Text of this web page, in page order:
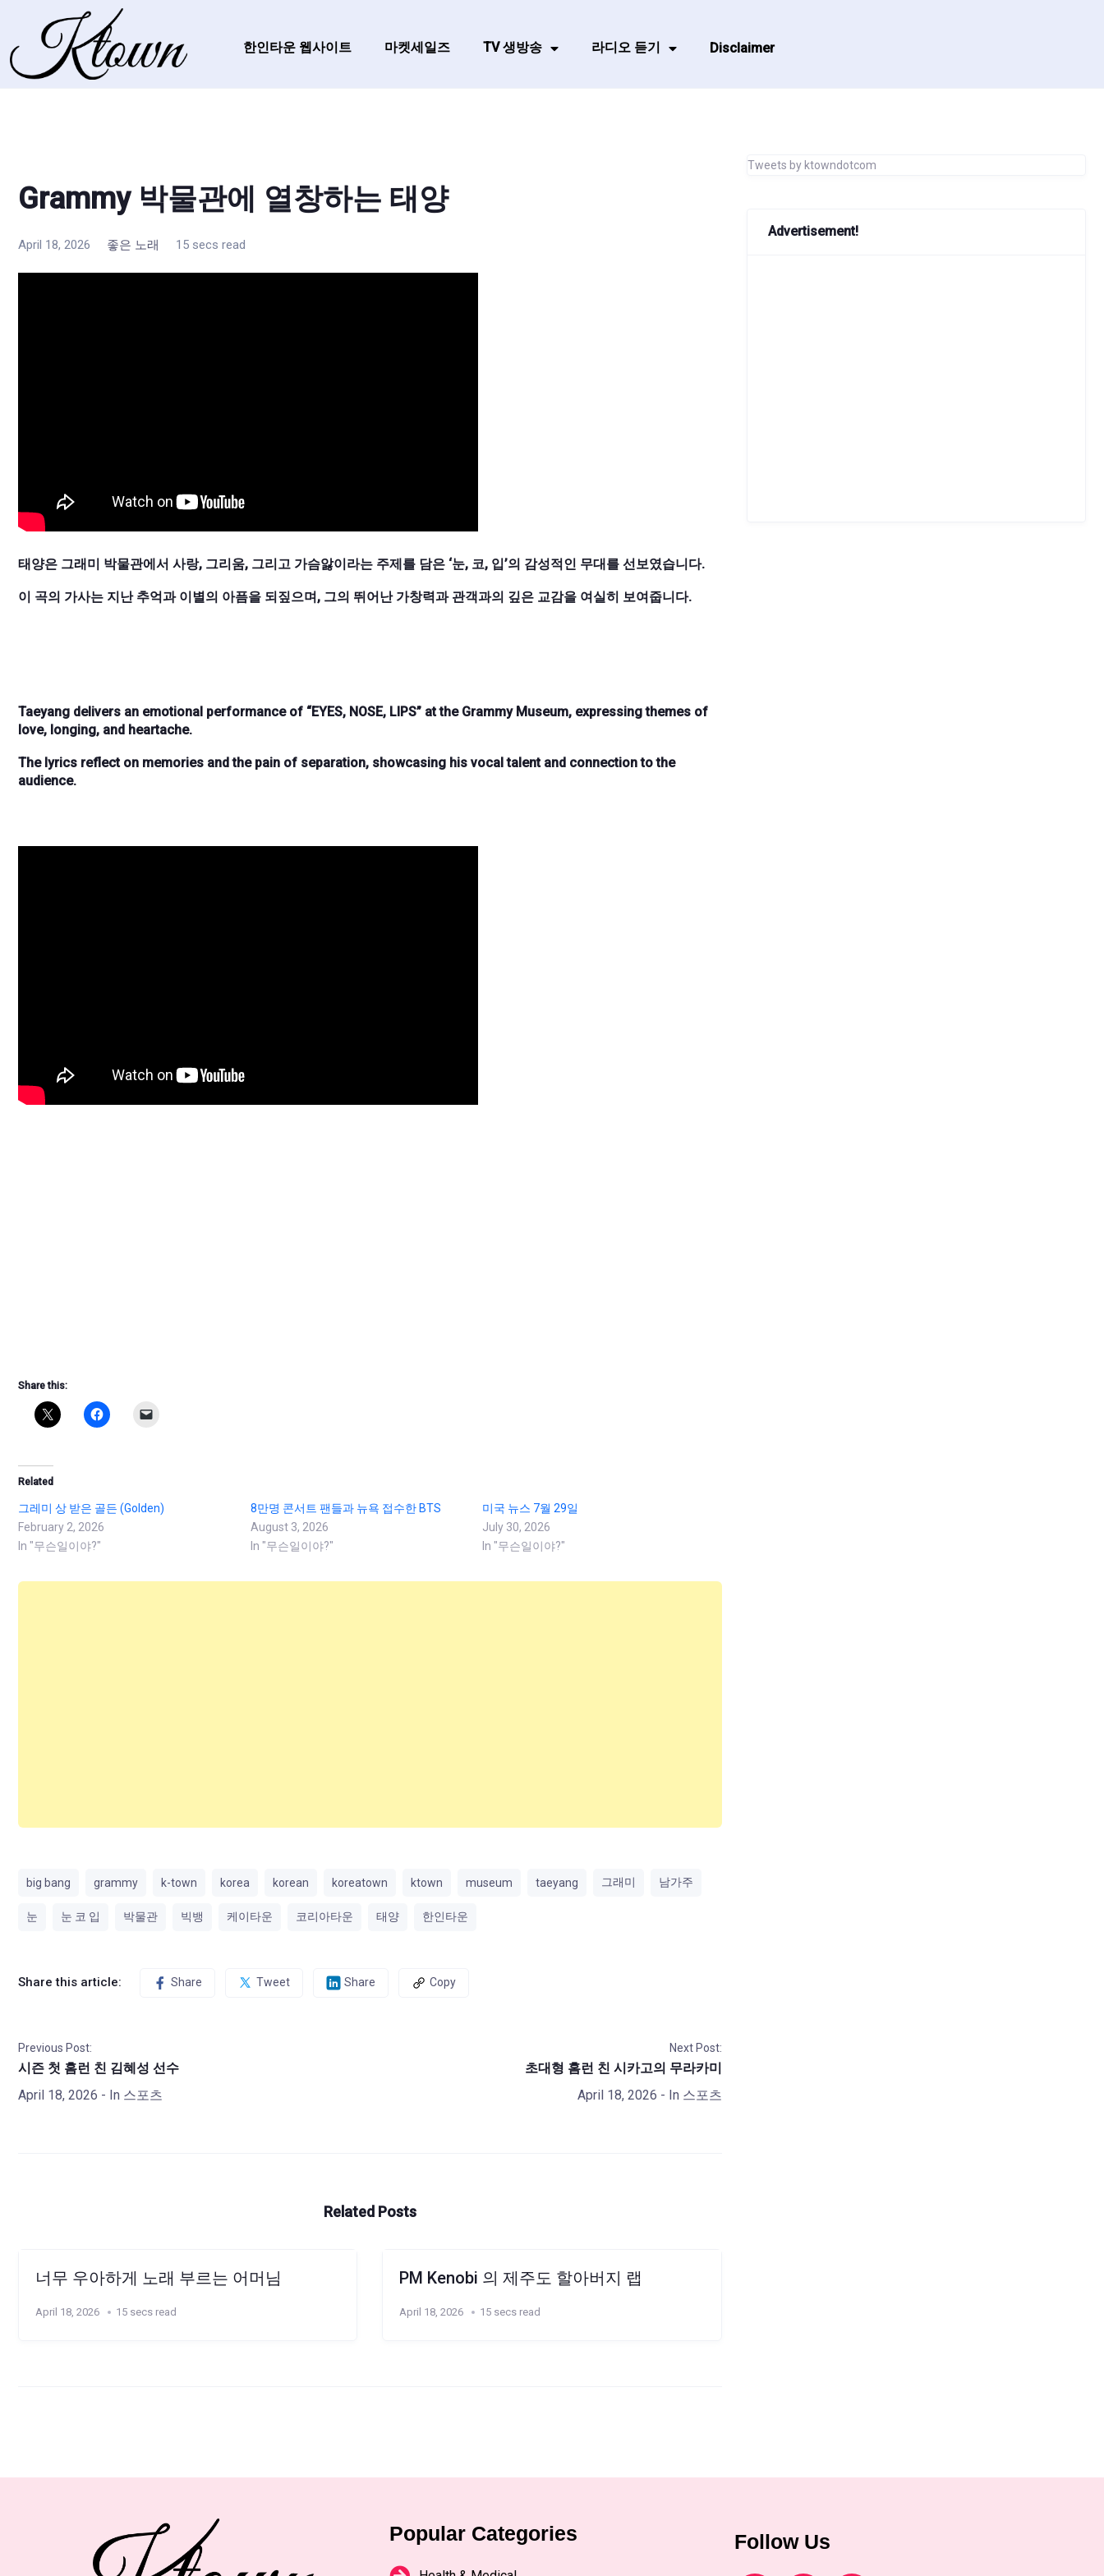
한인타운 웹사이트 마켓세일즈 TV 생방송 라디오 듣기 Disclaimer
Grammy 박물관에 열창하는 태양
April 18, 2026 좋은 노래 15 secs read
태양은 그래미 박물관에서 사랑, 그리움, 그리고 가슴앓이라는 주제를 담은 ‘눈, 코, 입’의 감성적인 무대를 선보였습니다.
이 곡의 가사는 지난 추억과 이별의 아픔을 되짚으며, 그의 뛰어난 가창력과 관객과의 깊은 교감을 여실히 보여줍니다.
Taeyang delivers an emotional performance of “EYES, NOSE, LIPS” at the Grammy Museum, expressing themes of
love, longing, and heartache.
The lyrics reflect on memories and the pain of separation, showcasing his vocal talent and connection to the
audience.
Share this:
Related
그레미 상 받은 골든 (Golden)
February 2, 2026
In "무슨일이야?"
8만명 콘서트 팬들과 뉴욕 접수한 BTS
August 3, 2026
In "무슨일이야?"
미국 뉴스 7월 29일
July 30, 2026
In "무슨일이야?"
big bang grammy k-town korea korean koreatown ktown museum taeyang 그래미 남가주
눈 눈 코 입 박물관 빅뱅 케이타운 코리아타운 태양 한인타운
Share this article: Share Tweet Share Copy
Previous Post:
시즌 첫 홈런 친 김혜성 선수
April 18, 2026 - In 스포츠
Next Post:
초대형 홈런 친 시카고의 무라카미
April 18, 2026 - In 스포츠
Related Posts
너무 우아하게 노래 부르는 어머님
April 18, 2026 15 secs read
PM Kenobi 의 제주도 할아버지 랩
April 18, 2026 15 secs read
Tweets by ktowndotcom
Advertisement!
Popular Categories Follow Us